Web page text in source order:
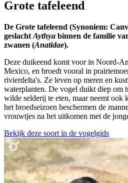
Grote tafeleend
De Grote tafeleend (Synoniem:
geslacht Aythya binnen de familie
zwanen (Anatidae).
Deze duikeend komt voor in Noord-
Mexico, en broedt vooral in
rivierdelta's. Ze leven op meren en
waterplanten. De vogel duikt diep om
wilde selderij te eten, maar neemt ook
het broedseizoen beschermen de
vrouwtjes na het uitkomen met de
Bekijk deze soort in de vogelgids